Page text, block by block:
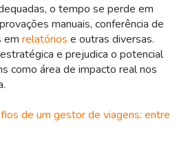
o tempo se perde em
manuais, conferência de
em relatórios e outras diversas.
e prejudica o potencial
como área de impacto real nos
de um gestor de viagens: entre